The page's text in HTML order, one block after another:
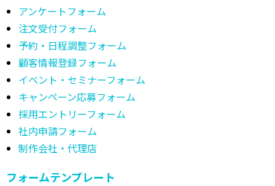
アンケートフォーム
注文受付フォーム
予約・日程調整フォーム
顧客情報登録フォーム
イベント・セミナーフォーム
キャンペーン応募フォーム
採用エントリーフォーム
社内申請フォーム
制作会社・代理店
フォームテンプレート